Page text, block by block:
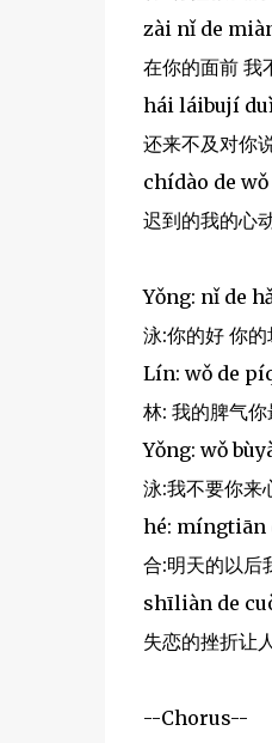
zài nǐ de
在你的面前 我
hái láibují
还来不及对你
chídào de
迟到的我的心
Yǒng: nǐ de
泳:你的好 你的
Lín: wǒ de
林: 我的脾气你
Yǒng: wǒ
泳:我不要你来
hé: míngtiān
合:明天的以后
shīliàn de
失恋的挫折让
--Chorus--